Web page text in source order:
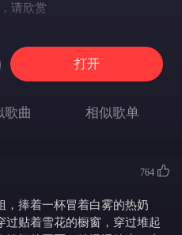
请欣赏
打开
歌曲 相似歌单
764
，捧着一杯冒着白雾的热奶
过贴着雪花的橱窗，穿过堆起